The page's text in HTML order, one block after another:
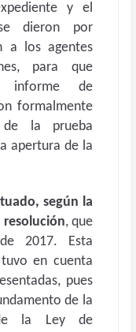
y el
dieron por
a los agentes
para que
informe de
formalmente
la prueba
apertura de la
según la
resolución, que
2017. Esta
en cuenta
pues
de la
la Ley de